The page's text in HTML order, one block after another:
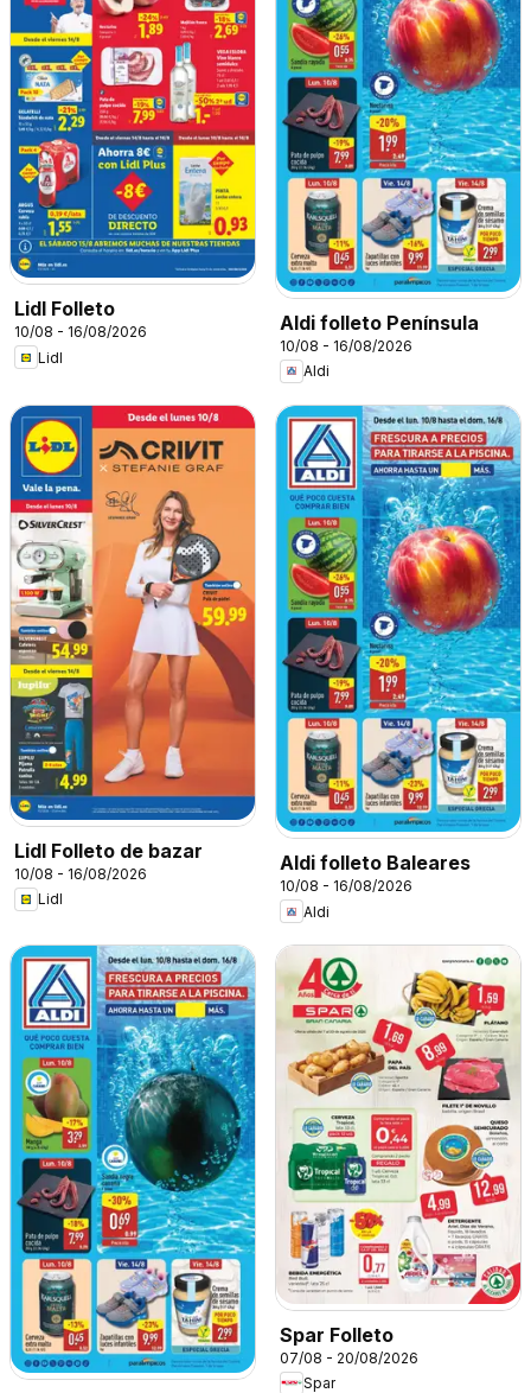
Lidl Folleto
10/08 - 16/08/2026
Lidl
Aldi folleto Península
10/08 - 16/08/2026
Aldi
Lidl Folleto de bazar
10/08 - 16/08/2026
Lidl
Aldi folleto Baleares
10/08 - 16/08/2026
Aldi
Spar Folleto
07/08 - 20/08/2026
Spar